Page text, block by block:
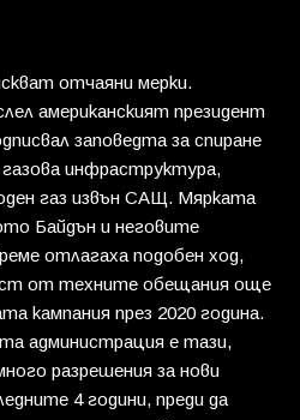
отчаяни мерки.
американският президент
заповедта за спиране
инфраструктура,
газ извън САЩ. Мярката
Байдън и неговите
отлагаха подобен ход,
от техните обещания още
кампания през 2020 година.
администрация е тази,
разрешения за нови
4 години, преди да